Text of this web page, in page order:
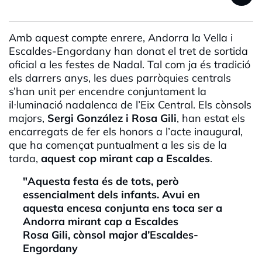
Amb aquest compte enrere, Andorra la Vella i
Escaldes-Engordany han donat el tret de sortida
oficial a les festes de Nadal. Tal com ja és tradició
els darrers anys, les dues parròquies centrals
s’han unit per encendre conjuntament la
il·luminació nadalenca de l’Eix Central. Els cònsols
majors, Sergi González i Rosa Gili, han estat els
encarregats de fer els honors a l’acte inaugural,
que ha començat puntualment a les sis de la
tarda, aquest cop mirant cap a Escaldes.
"Aquesta festa és de tots, però
essencialment dels infants. Avui en
aquesta encesa conjunta ens toca ser a
Andorra mirant cap a Escaldes
Rosa Gili, cònsol major d’Escaldes-
Engordany